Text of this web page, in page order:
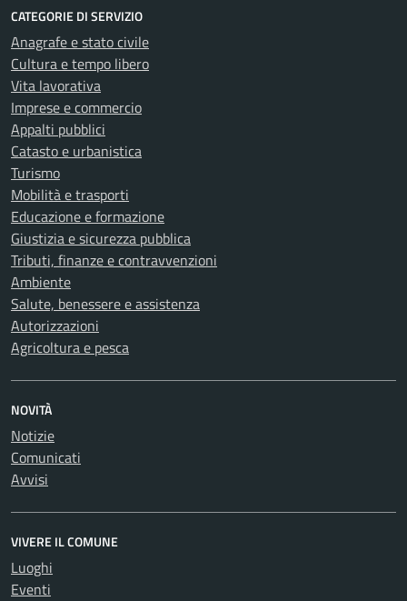
CATEGORIE DI SERVIZIO
Anagrafe e stato civile
Cultura e tempo libero
Vita lavorativa
Imprese e commercio
Appalti pubblici
Catasto e urbanistica
Turismo
Mobilità e trasporti
Educazione e formazione
Giustizia e sicurezza pubblica
Tributi, finanze e contravvenzioni
Ambiente
Salute, benessere e assistenza
Autorizzazioni
Agricoltura e pesca
NOVITÀ
Notizie
Comunicati
Avvisi
VIVERE IL COMUNE
Luoghi
Eventi